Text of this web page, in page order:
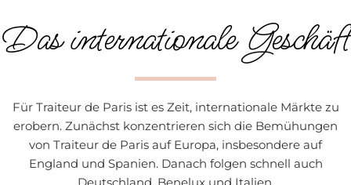
Das internationale Geschäft
Für Traiteur de Paris ist es Zeit, internationale Märkte zu
erobern. Zunächst konzentrieren sich die Bemühungen
von Traiteur de Paris auf Europa, insbesondere auf
England und Spanien. Danach folgen schnell auch